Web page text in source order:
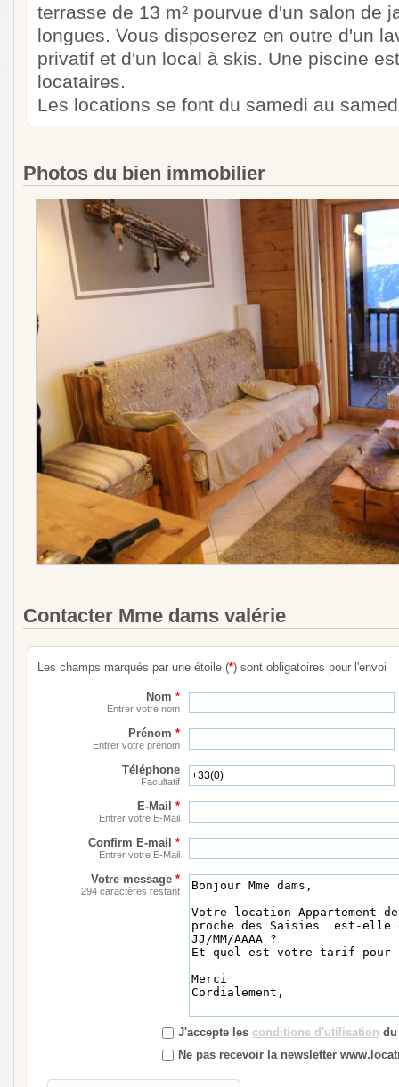
terrasse de 13 m² pourvue d'un salon de
longues. Vous disposerez en outre d'un
privatif et d'un local à skis. Une piscine
locataires.
Les locations se font du samedi au
Photos du bien immobilier
Contacter Mme dams valérie
Les champs marqués par une étoile (*) sont obligatoires pour l'envoi
Nom *
Entrer votre nom
Prénom *
Entrer votre prénom
Téléphone
Facultatif
E-Mail *
Entrer votre E-Mail
Confirm E-mail *
Entrer votre E-Mail
Votre message *
294 caractères restant
J'accepte les conditions d'utilisation
Ne pas recevoir la newsletter